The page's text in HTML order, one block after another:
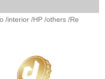
/interior /HP /others /Re